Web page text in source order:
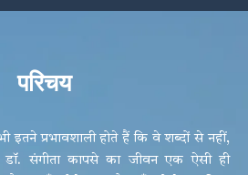
परिचय
इतने प्रभावशाली होते हैं कि वे शब्दों से नहीं,
संगीता कापसे का जीवन एक ऐसी ही